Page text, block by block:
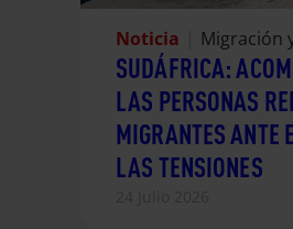
Noticia Migración
SUDÁFRICA:
LAS PERSONAS
MIGRANTES ANTE
LAS TENSIONES